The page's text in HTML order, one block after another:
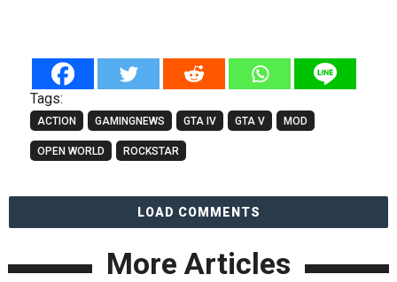
Tags:
ACTION GAMINGNEWS GTA IV GTA V MOD
OPEN WORLD ROCKSTAR
LOAD COMMENTS
More Articles